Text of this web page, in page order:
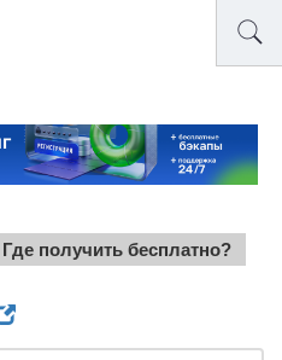
Где получить бесплатно?